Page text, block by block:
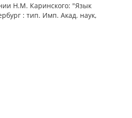
Н.М. Каринского: "Язык
: тип. Имп. Акад. наук,